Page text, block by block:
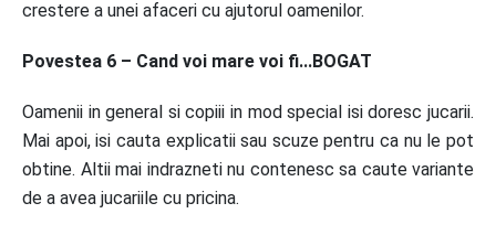
crestere a unei afaceri cu ajutorul oamenilor.
Povestea 6 – Cand voi mare voi fi...BOGAT
Oamenii in general si copiii in mod special isi doresc jucarii.
Mai apoi, isi cauta explicatii sau scuze pentru ca nu le pot
obtine. Altii mai indrazneti nu contenesc sa caute variante
de a avea jucariile cu pricina.